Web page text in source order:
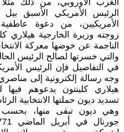
الرئيس
‬والتي‮ ‬خسرتها لصالح الرئيس الحالي‮ ‬باراك أوباما‮.‬
‬وهي‮ ‬ديون